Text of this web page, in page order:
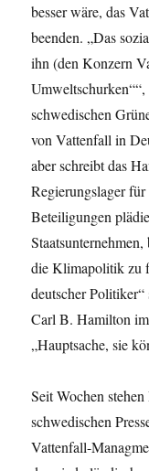
besser wäre, das
beenden. „Das
ihn (den Konzern
schwedischen
von Vattenfall in
aber schreibt das
Regierungslager
Beteiligungen
die Klimapolitik zu
deutscher
Carl B. Hamilton
„Hauptsache, sie
Seit Wochen
schwedischen
Vattenfall-